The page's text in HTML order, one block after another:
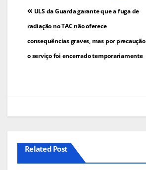
Navegação
de
artigos
ULS da Guarda garante que a fuga de
radiação no TAC não oferece
consequências graves, mas por precaução
o serviço foi encerrado temporariamente
Related Post